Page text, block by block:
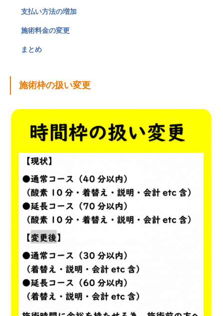
支払い方法の増加
施術料金の変更
まとめ
施術枠の扱い変更